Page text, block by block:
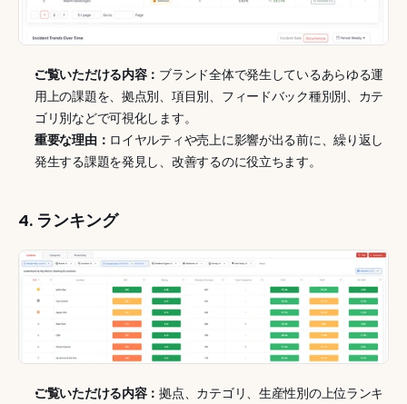
ご覧いただける内容： ブランド全体で発生しているあらゆる運
用上の課題を、拠点別、項目別、フィードバック種別別、カテ
ゴリ別などで可視化します。
重要な理由： ロイヤルティや売上に影響が出る前に、繰り返し
発生する課題を発見し、改善するのに役立ちます。
4. ランキング
ご覧いただける内容：拠点、カテゴリ、生産性別の上位ランキ